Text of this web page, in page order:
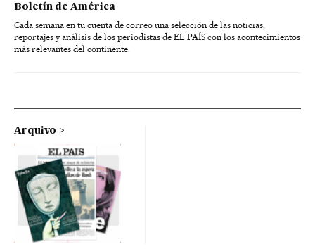
Boletín de América
Cada semana en tu cuenta de correo una selección de las noticias,
reportajes y análisis de los periodistas de EL PAÍS con los acontecimientos
más relevantes del continente.
Arquivo